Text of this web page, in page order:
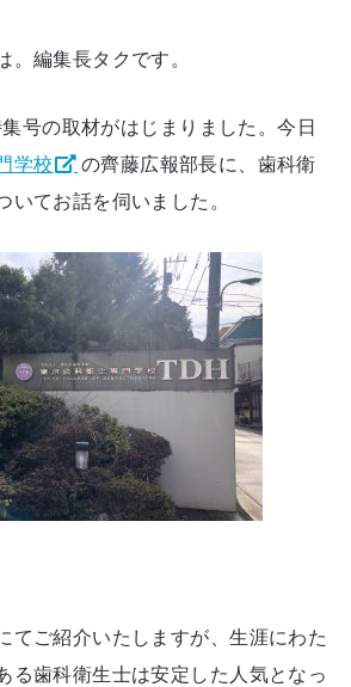
。編集長タクです。
号の取材がはじまりました。今日
学校
の齊藤広報部長に、歯科衛
いてお話を伺いました。
てご紹介いたしますが、生涯にわた
る歯科衛生士は安定した人気となっ